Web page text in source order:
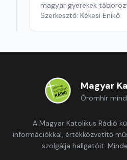
magyar gyerekek
Szerkesztő: Kékesi Enikő
Magyar
Örömhír
A Magyar Katolikus Rádió
információkkal, értékközvetítő
szolgálja hallgatóit.